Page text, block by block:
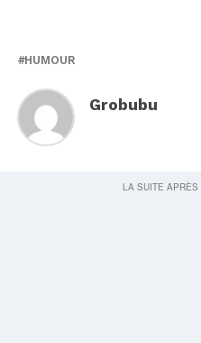
HUMOUR
Grobubu